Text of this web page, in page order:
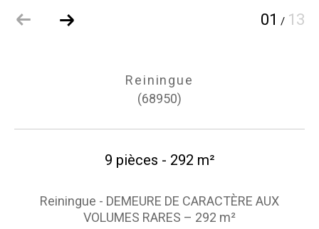
01 / 13
Reiningue
(68950)
9 pièces - 292 m²
Reiningue - DEMEURE DE CARACTÈRE AUX
VOLUMES RARES – 292 m²